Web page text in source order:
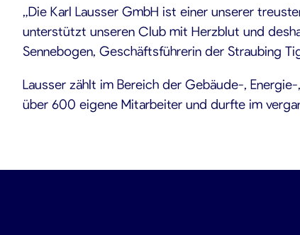
„Die Karl Lausser GmbH ist einer unserer
unterstützt unseren Club mit Herzblut und
Sennebogen, Geschäftsführerin der Straubing
Lausser zählt im Bereich der Gebäude-,
über 600 eigene Mitarbeiter und durfte im